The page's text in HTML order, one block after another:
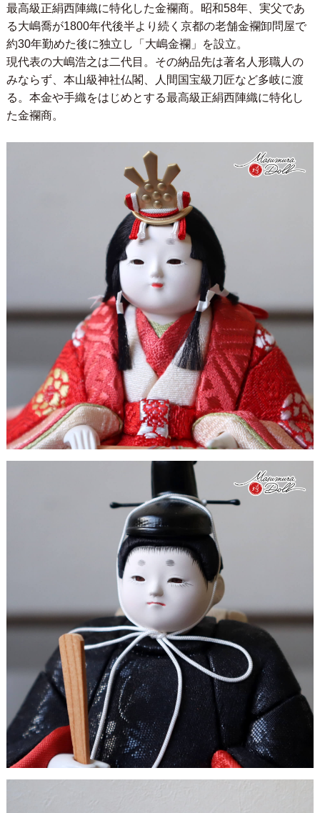
最高級正絹西陣織に特化した金襴商。昭和58年、実父であ
る大嶋喬が1800年代後半より続く京都の老舗金襴卸問屋で
約30年勤めた後に独立し「大嶋金襴」を設立。
現代表の大嶋浩之は二代目。その納品先は著名人形職人の
みならず、本山級神社仏閣、人間国宝級刀匠など多岐に渡
る。本金や手織をはじめとする最高級正絹西陣織に特化し
た金襴商。